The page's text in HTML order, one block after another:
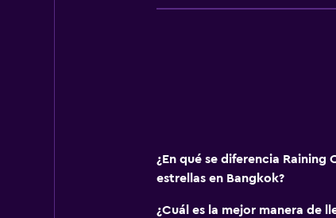
¿En qué se diferencia
estrellas en Bangkok?
¿Cuál es la mejor manera de